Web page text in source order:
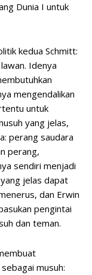
Dunia I untuk
kedua Schmitt:
Idenya
mengendalikan
untuk
yang jelas,
perang saudara
perang,
sendiri menjadi
jelas dapat
dan Erwin
pengintai
dan teman.
musuh: